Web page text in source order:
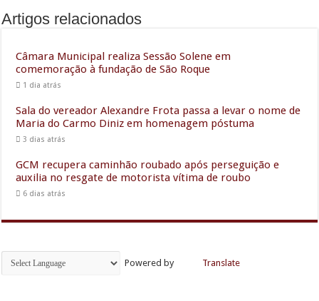
Artigos relacionados
Câmara Municipal realiza Sessão Solene em
comemoração à fundação de São Roque
1 dia atrás
Sala do vereador Alexandre Frota passa a levar o nome de
Maria do Carmo Diniz em homenagem póstuma
3 dias atrás
GCM recupera caminhão roubado após perseguição e
auxilia no resgate de motorista vítima de roubo
6 dias atrás
Powered by Translate